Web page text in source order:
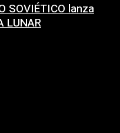
SOVIÉTICO lanza
LUNAR